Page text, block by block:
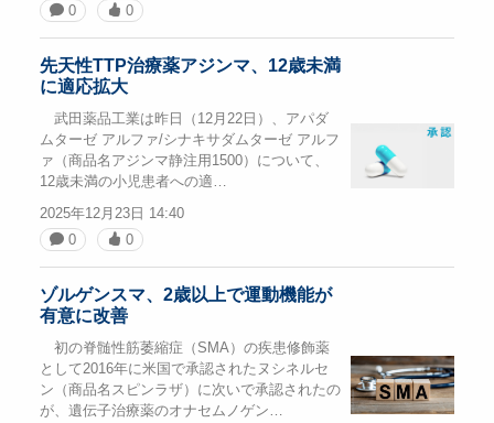
0
0
先天性TTP治療薬アジンマ、12歳未満
に適応拡大
武田薬品工業は昨日（12月22日）、アパダ
ムターゼ アルファ/シナキサダムターゼ アルフ
ァ（商品名アジンマ静注用1500）について、
12歳未満の小児患者への適…
2025年12月23日 14:40
0
0
ゾルゲンスマ、2歳以上で運動機能が
有意に改善
初の脊髄性筋萎縮症（SMA）の疾患修飾薬
として2016年に米国で承認されたヌシネルセ
ン（商品名スピンラザ）に次いで承認されたの
が、遺伝子治療薬のオナセムノゲン…